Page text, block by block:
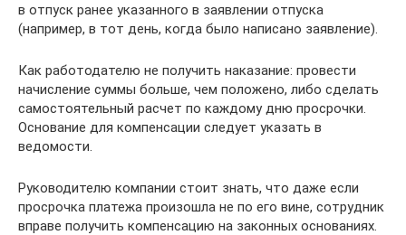
в отпуск ранее указанного в заявлении отпуска
(например, в тот день, когда было написано заявление).
Как работодателю не получить наказание: провести
начисление суммы больше, чем положено, либо сделать
самостоятельный расчет по каждому дню просрочки.
Основание для компенсации следует указать в
ведомости.
Руководителю компании стоит знать, что даже если
просрочка платежа произошла не по его вине, сотрудник
вправе получить компенсацию на законных основаниях.